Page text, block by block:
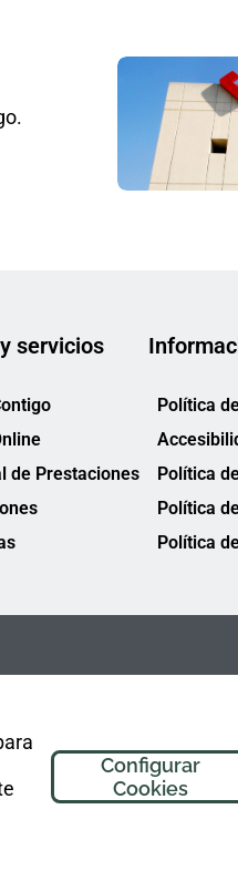
Configurar
Cookies
servicios
de Prestaciones
Política
Política
Política
Política